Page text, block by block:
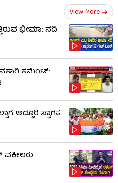
View More
ಭೀಮಾ: ನದಿ
ಕಮೆಂಟ್:
ಅದ್ಧೂರಿ ಸ್ವಾಗತ